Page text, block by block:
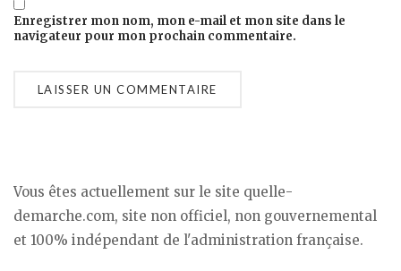
Enregistrer mon nom, mon e-mail et mon site dans le
navigateur pour mon prochain commentaire.
Vous êtes actuellement sur le site quelle-
demarche.com, site non officiel, non gouvernemental
et 100% indépendant de l'administration française.